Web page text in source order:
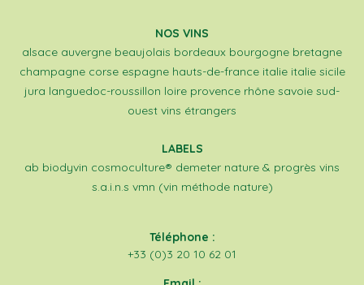
NOS VINS
alsace auvergne beaujolais bordeaux bourgogne bretagne
champagne corse espagne hauts-de-france italie italie sicile
jura languedoc-roussillon loire provence rhône savoie sud-
ouest vins étrangers
LABELS
ab biodyvin cosmoculture® demeter nature & progrès vins
s.a.i.n.s vmn (vin méthode nature)
Téléphone :
+33 (0)3 20 10 62 01